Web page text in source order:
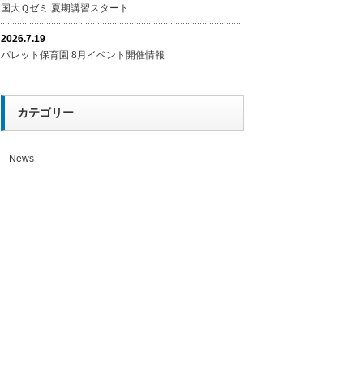
国大Ｑゼミ 夏期講習スタート
2026.7.19
パレット保育園 8月イベント開催情報
カテゴリー
News